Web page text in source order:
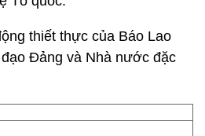
thiết thực của Báo Lao
Đảng và Nhà nước đặc